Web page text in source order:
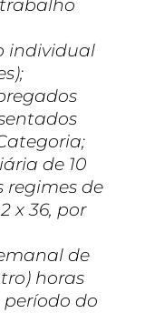
individual
de 10
regimes de
x 36, por
de
horas
do